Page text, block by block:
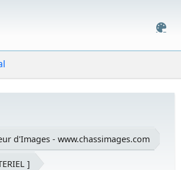
d'Images - www.chassimages.com
]